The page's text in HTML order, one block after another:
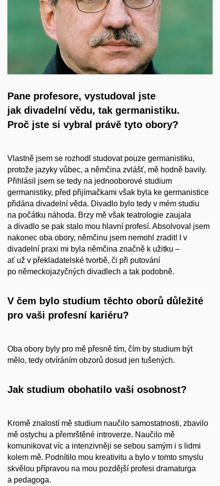
Pane profesore, vystudoval jste
jak divadelní vědu, tak germanistiku.
Proč jste si vybral právě tyto obory?
Vlastně jsem se rozhodl studovat pouze germanistiku,
protože jazyky vůbec, a němčina zvlášť, mě hodně bavily.
Přihlásil jsem se tedy na jednooborové studium
germanistiky, před přijímačkami však byla ke germanistice
přidána divadelní věda. Divadlo bylo tedy v mém studiu
na počátku náhoda. Brzy mě však teatrologie zaujala
a divadlo se pak stalo mou hlavní profesí. Absolvoval jsem
nakonec oba obory, němčinu jsem nemohl zradit! I v
divadelní praxi mi byla němčina značně k užitku –
ať už v překladatelské tvorbě, či při putování
po německojazyčných divadlech a tak podobně.
V čem bylo studium těchto oborů důležité
pro vaši profesní kariéru?
Oba obory byly pro mě přesně tím, čím by studium být
mělo, tedy otvíráním obzorů dosud jen tušených.
Jak studium obohatilo vaši osobnost?
Kromě znalostí mě studium naučilo samostatnosti, zbavilo
mě ostychu a přemrštěné introverze. Naučilo mě
komunikovat víc a intenzivněji se sebou samým i s lidmi
kolem mě. Podnítilo mou kreativitu a bylo v tomto smyslu
skvělou přípravou na mou pozdější profesi dramaturga
a pedagoga.